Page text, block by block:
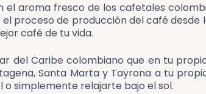
el aroma fresco de los cafetales
el proceso de producción del café
café de tu vida.
del Caribe colombiano que en tu
Santa Marta y Tayrona a tu
o simplemente relajarte bajo el sol.